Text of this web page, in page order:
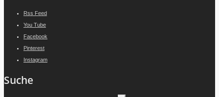
Rss Feed
You Tube
Facebook
Pinterest
Instagram
Suche